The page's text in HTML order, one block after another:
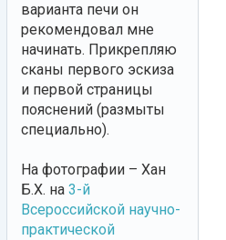
варианта печи он
рекомендовал мне
начинать. Прикрепляю
сканы первого эскиза
и первой страницы
пояснений (размыты
специально).
На фотографии – Хан
Б.Х. на 3-й
Всероссийской научно-
практической